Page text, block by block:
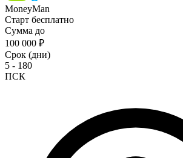
MoneyMan
Старт бесплатно
Сумма до
100 000 ₽
Срок (дни)
5 - 180
ПСК